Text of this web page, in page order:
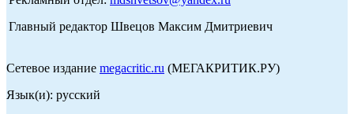
Главный редактор Швецов Максим Дмитриевич
Сетевое издание megacritic.ru (МЕГАКРИТИК.РУ)
Язык(и): русский